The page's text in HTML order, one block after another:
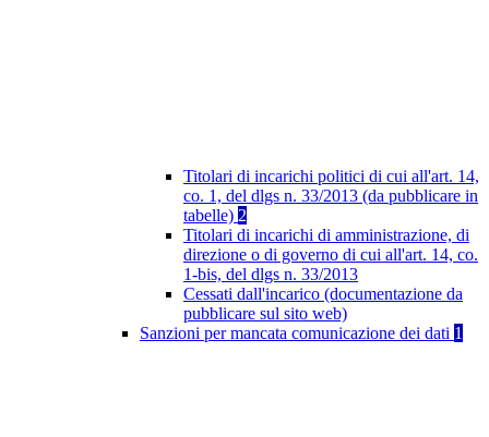
Titolari di incarichi politici di cui all'art. 14,
co. 1, del dlgs n. 33/2013 (da pubblicare in
tabelle) 2
Titolari di incarichi di amministrazione, di
direzione o di governo di cui all'art. 14, co.
1-bis, del dlgs n. 33/2013
Cessati dall'incarico (documentazione da
pubblicare sul sito web)
Sanzioni per mancata comunicazione dei dati 1